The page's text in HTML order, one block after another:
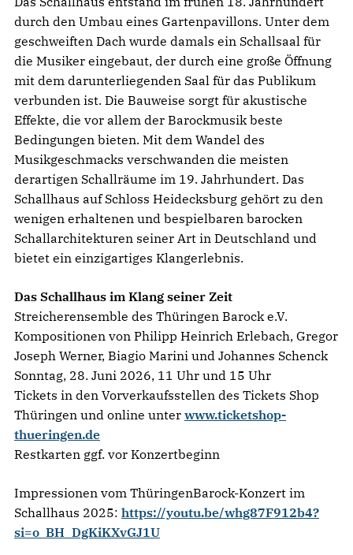
durch den Umbau eines Gartenpavillons. Unter dem
geschweiften Dach wurde damals ein Schallsaal für
die Musiker eingebaut, der durch eine große Öffnung
mit dem darunterliegenden Saal für das Publikum
verbunden ist. Die Bauweise sorgt für akustische
Effekte, die vor allem der Barockmusik beste
Bedingungen bieten. Mit dem Wandel des
Musikgeschmacks verschwanden die meisten
derartigen Schallräume im 19. Jahrhundert. Das
Schallhaus auf Schloss Heidecksburg gehört zu den
wenigen erhaltenen und bespielbaren barocken
Schallarchitekturen seiner Art in Deutschland und
bietet ein einzigartiges Klangerlebnis.
Das Schallhaus im Klang seiner Zeit
Streicherensemble des Thüringen Barock e.V.
Kompositionen von Philipp Heinrich Erlebach, Gregor
Joseph Werner, Biagio Marini und Johannes Schenck
Sonntag, 28. Juni 2026, 11 Uhr und 15 Uhr
Tickets in den Vorverkaufsstellen des Tickets Shop
Thüringen und online unter www.ticketshop-
thueringen.de
Restkarten ggf. vor Konzertbeginn
Impressionen vom ThüringenBarock-Konzert im
Schallhaus 2025: https://youtu.be/whg87F912b4?
si=o_BH_DgKiKXvGJ1U